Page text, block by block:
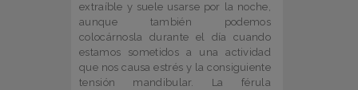
extraíble y suele usarse por la noche,
aunque también podemos
colocárnosla durante el día cuando
estamos sometidos a una actividad
que nos causa estrés y la consiguiente
tensión mandibular. La férula